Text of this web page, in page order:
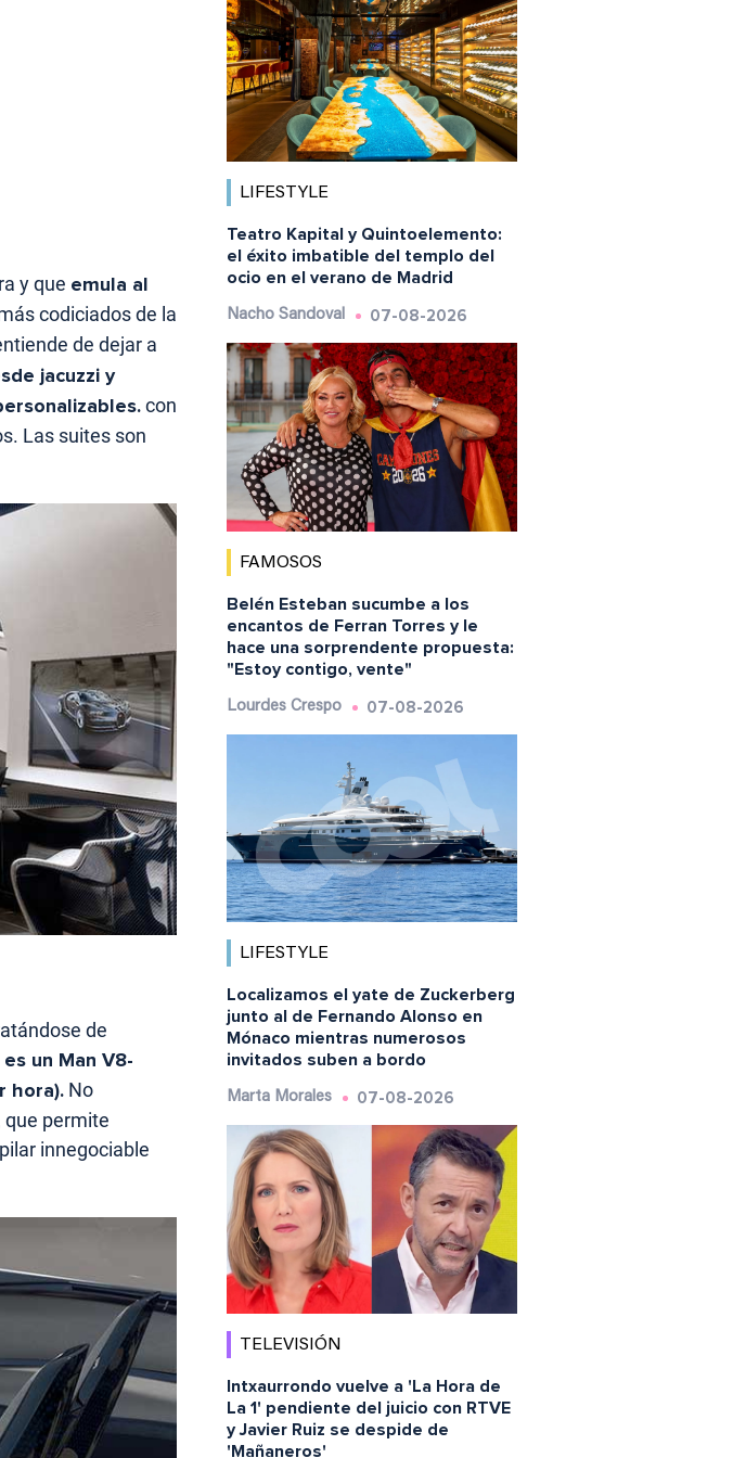
y que emula al
codiciados de la
de dejar a
jacuzzi y
con
Las suites son
de
un Man V8-
hora). No
que permite
innegociable
LIFESTYLE
Teatro Kapital y Quintoelemento:
el éxito imbatible del templo del
ocio en el verano de Madrid
Nacho Sandoval 07-08-2026
FAMOSOS
Belén Esteban sucumbe a los
encantos de Ferran Torres y le
hace una sorprendente propuesta:
"Estoy contigo, vente"
Lourdes Crespo 07-08-2026
LIFESTYLE
Localizamos el yate de Zuckerberg
junto al de Fernando Alonso en
Mónaco mientras numerosos
invitados suben a bordo
Marta Morales 07-08-2026
TELEVISIÓN
Intxaurrondo vuelve a 'La Hora de
La 1' pendiente del juicio con RTVE
y Javier Ruiz se despide de
'Mañaneros'